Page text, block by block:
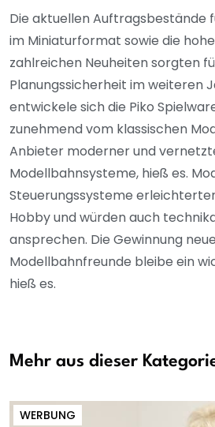
Die aktuellen Auftragsbestände
im Miniaturformat sowie die
zahlreichen Neuheiten sorgten
Planungssicherheit im weiteren
entwickele sich die Piko
zunehmend vom klassischen
Anbieter moderner und
Modellbahnsysteme, hieß es.
Steuerungssysteme
Hobby und würden auch
ansprechen. Die Gewinnung
Modellbahnfreunde bleibe ein
hieß es.
Mehr aus dieser
WERBUNG